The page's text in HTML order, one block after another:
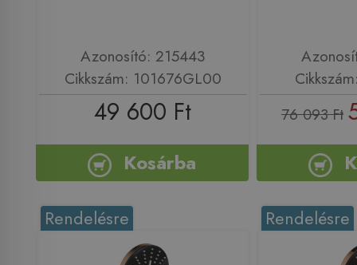
Azonosító: 215443
Cikkszám: 101676GL00
49 600 Ft
Kosárba
76 093 Ft
Rendelésre Rendelésre